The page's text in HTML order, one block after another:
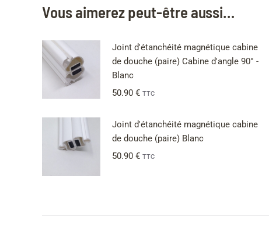
Vous aimerez peut-être aussi…
Joint d'étanchéité magnétique cabine
de douche (paire) Cabine d'angle 90° -
Blanc
50.90 € TTC
Joint d'étanchéité magnétique cabine
de douche (paire) Blanc
50.90 € TTC